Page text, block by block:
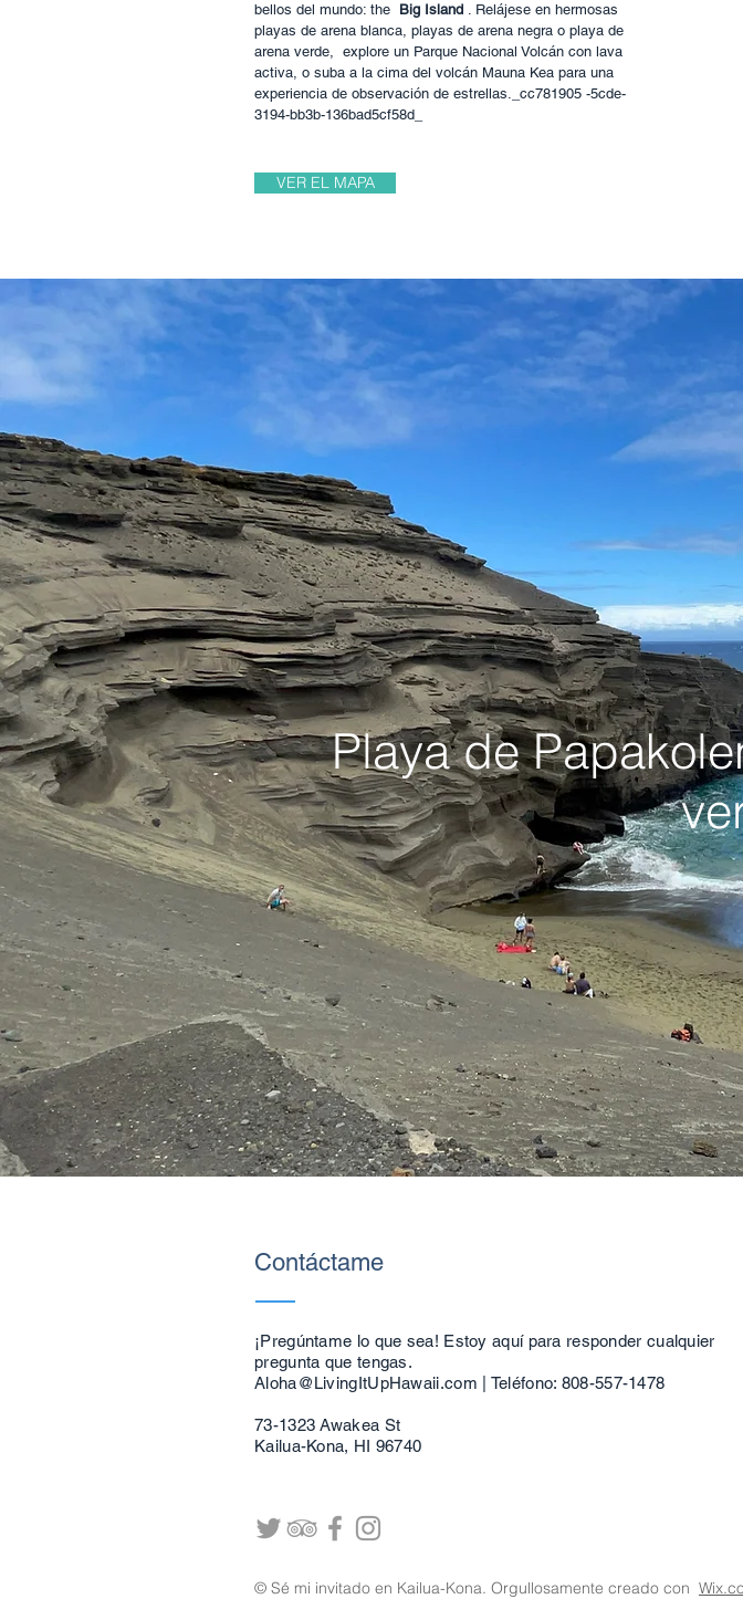
bellos del mundo: the Big Island . Relájese en hermosas
playas de arena blanca, playas de arena negra o playa de
arena verde, explore un Parque Nacional Volcán con lava
activa, o suba a la cima del volcán Mauna Kea para una
experiencia de observación de estrellas._cc781905 -5cde-
3194-bb3b-136bad5cf58d_
VER EL MAPA
Playa de
Contáctame
¡Pregúntame lo que sea! Estoy aquí para responder cualquier
pregunta que tengas.
Aloha@LivingItUpHawaii.com | Teléfono: 808-557-1478
73-1323 Awakea St
Kailua-Kona, HI 96740
© Sé mi invitado en Kailua-Kona. Orgullosamente creado con